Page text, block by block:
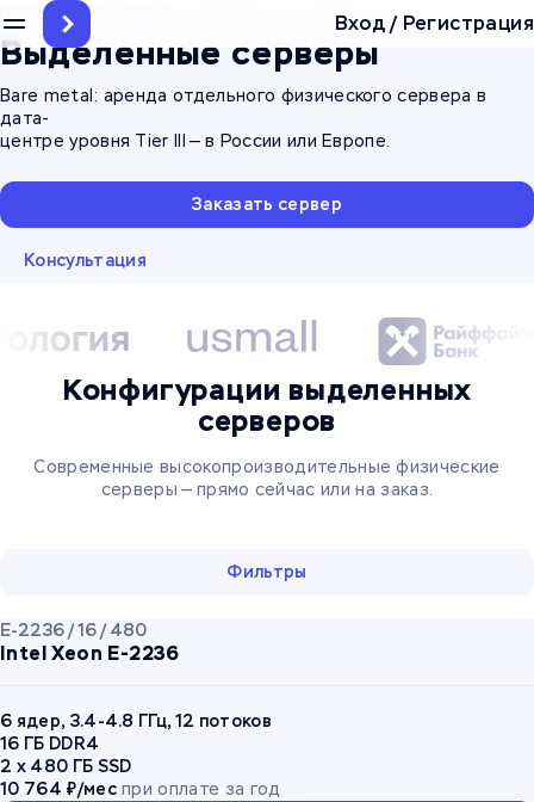
Вход/ Регистрация
Главная Все сервисы
Выделенные серверы
Bare metal: аренда отдельного физического сервера в
дата-
центре уровня Tier III — в России или Европе.
Заказать сервер
Консультация
Конфигурации выделенных
серверов
Современные высокопроизводительные физические
серверы — прямо сейчас или на заказ.
Фильтры
E-2236 / 16 / 480
Intel Xeon E-2236
6 ядер, 3.4-4.8 ГГц, 12 потоков
16 ГБ DDR4
2 x 480 ГБ SSD
10 764 ₽/мес при оплате за год